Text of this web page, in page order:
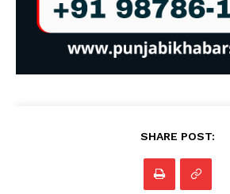
SHARE POST: